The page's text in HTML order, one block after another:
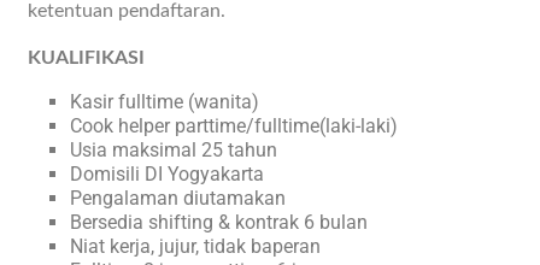
ketentuan pendaftaran.
KUALIFIKASI
Kasir fulltime (wanita)
Cook helper parttime/fulltime(laki-laki)
Usia maksimal 25 tahun
Domisili DI Yogyakarta
Pengalaman diutamakan
Bersedia shifting & kontrak 6 bulan
Niat kerja, jujur, tidak baperan